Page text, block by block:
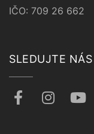
IČO: 709 26 662
SLEDUJTE NÁS